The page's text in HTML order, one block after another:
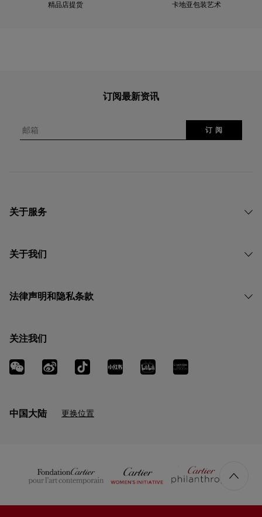
精品店提货 卡地亚包装艺术
订阅最新资讯
邮箱 订 阅
关于服务
关于我们
法律声明和隐私条款
关注我们
中国大陆 更换位置